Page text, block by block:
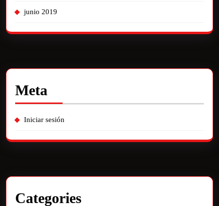
junio 2019
Meta
Iniciar sesión
Categories